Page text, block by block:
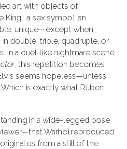
art with objects of
a sex symbol, an
unique—except when
double, triple, quadruple, or
In a duel-like nightmare scene
, this repetition becomes
seems hopeless—unless
is exactly what Ruben
in a wide-legged pose,
Warhol reproduced
from a still of the